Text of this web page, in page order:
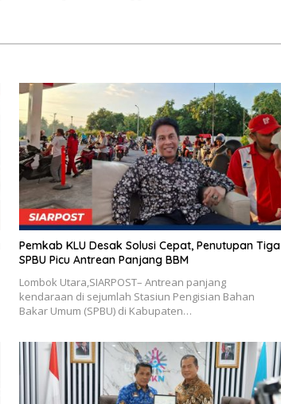
Pemkab KLU Desak Solusi Cepat, Penutupan Tiga
SPBU Picu Antrean Panjang BBM
Lombok Utara,SIARPOST– Antrean panjang
kendaraan di sejumlah Stasiun Pengisian Bahan
Bakar Umum (SPBU) di Kabupaten…